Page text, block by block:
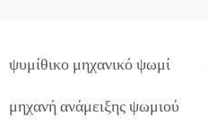
ψυμίθικο μηχανικό ψωμί
μηχανή ανάμειξης ψωμιού